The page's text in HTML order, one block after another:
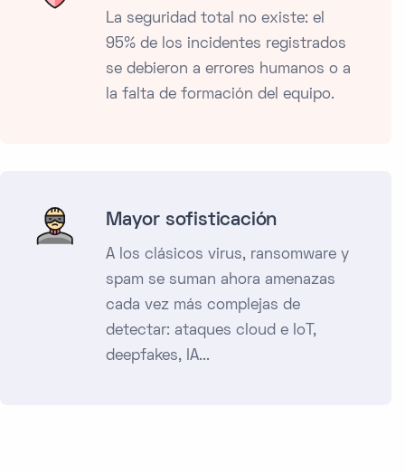
La seguridad total no existe: el
95% de los incidentes registrados
se debieron a errores humanos o a
la falta de formación del equipo.
Mayor sofisticación
A los clásicos virus, ransomware y
spam se suman ahora amenazas
cada vez más complejas de
detectar: ataques cloud e IoT,
deepfakes, IA...